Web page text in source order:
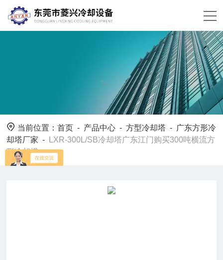
当前位置：首页 - 产品中心 -方型冷却塔 - 广东方形冷
却塔厂家 -
LXR-300L/SB冷却塔广东江门购买300吨横流方
形冷却塔